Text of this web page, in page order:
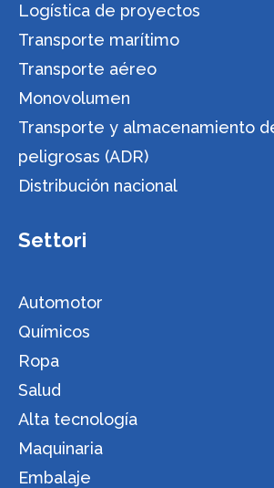
Logística de proyectos
Transporte marítimo
Transporte aéreo
Monovolumen
Transporte y almacenamiento
peligrosas (ADR)
Distribución nacional
Settori
Automotor
Químicos
Ropa
Salud
Alta tecnología
Maquinaria
Embalaje